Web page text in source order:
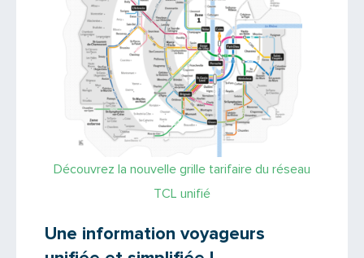
Découvrez la nouvelle grille tarifaire du réseau
TCL unifié
Une information voyageurs